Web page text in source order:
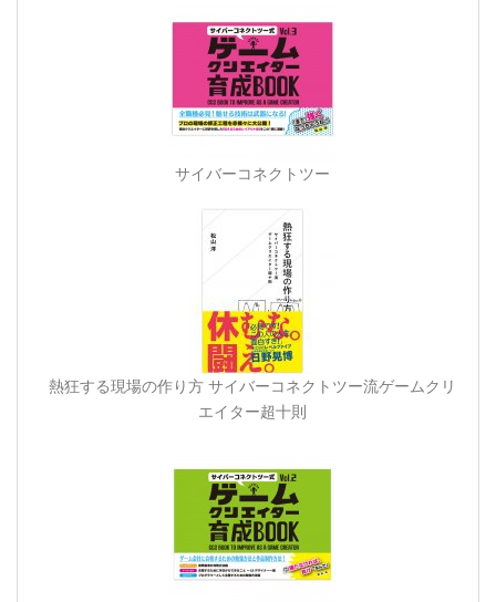
サイバーコネクトツー
熱狂する現場の作り方 サイバーコネクトツー流ゲームクリ
エイター超十則